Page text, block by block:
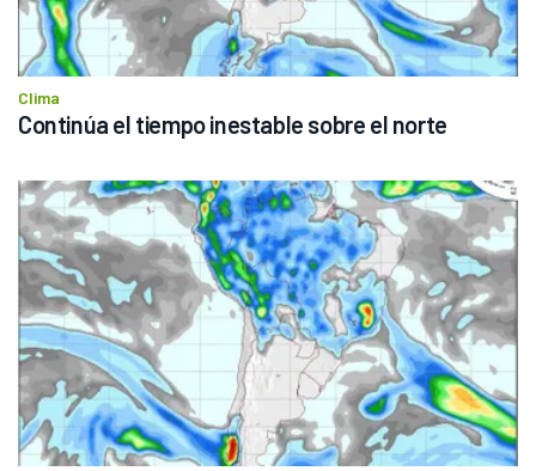
Clima
Continúa el tiempo inestable sobre el norte